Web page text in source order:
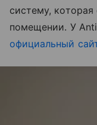
систему,
помещении. У
официальный